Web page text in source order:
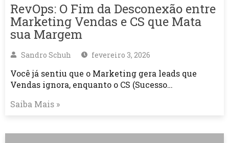
RevOps: O Fim da Desconexão entre
Marketing Vendas e CS que Mata
sua Margem
Sandro Schuh fevereiro 3, 2026
Você já sentiu que o Marketing gera leads que
Vendas ignora, enquanto o CS (Sucesso…
Saiba Mais »